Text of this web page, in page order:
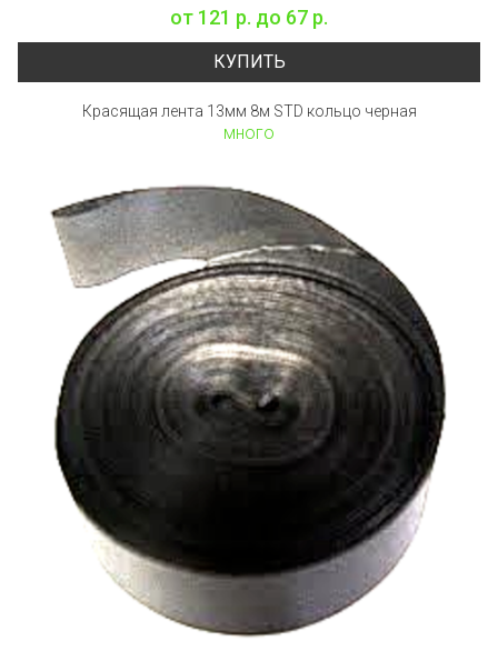
от 121 р. до 67 р.
КУПИТЬ
Красящая лента 13мм 8м STD кольцо черная
много